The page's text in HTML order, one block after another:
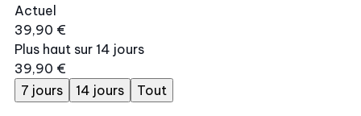
Actuel
39,90 €
Plus haut sur 14 jours
39,90 €
7 jours
14 jours Tout